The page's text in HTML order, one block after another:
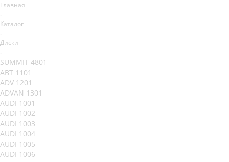
Главная
-
Каталог
-
Диски
-
SUMMIT 4801
ABT 1101
ADV 1201
ADVAN 1301
AUDI 1001
AUDI 1002
AUDI 1003
AUDI 1004
AUDI 1005
AUDI 1006